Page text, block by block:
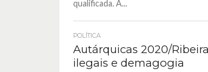
qualificada. A...
POLÍTICA
Autárquicas 2020/
ilegais e demagogia